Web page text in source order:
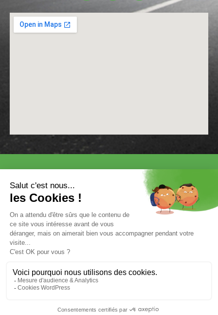
EXPOSER
COMMUNICATION/PRESSE ET
VOTRE ENTRÉE GRATUITE